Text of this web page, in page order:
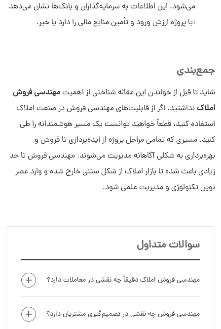
می‌شود. این اطلاعات به سرمایه‌گذاران و بانک‌ها نشان می‌دهد
آیا پروژه ارزش ورود و تأمین منابع مالی را دارد یا خیر.
جمع‌بندی
شاید تا قبل از خواندن این مقاله شناختی از اهمیتمهندسی فروش
املاک نداشتید. اگر از قابلیت‌های مهندسی فروش در صنعت املاک
استفاده کنید، قطعاً خواهید توانست یک مسیر هوشمندانه را طی
کنید. مسیری که تمامی مراحل پروژه از ایده‌پردازی تا فروش و
بهره‌برداری به شکلی آگاهانه مدیریت می‌شوند. مهندسی فروش تا حد
زیادی باعث شده تا بازار املاک از شکل سنتی خارج شده و وارد عصر
نوین تکنولوژی و مدیریت علمی شود.
سوالات متداول
مهندسی فروش املاک دقیقاً چه نقشی در معاملات دارد؟
مهندسی فروش چه نقشی در تصمیم‌گیری مشتریان دارد؟